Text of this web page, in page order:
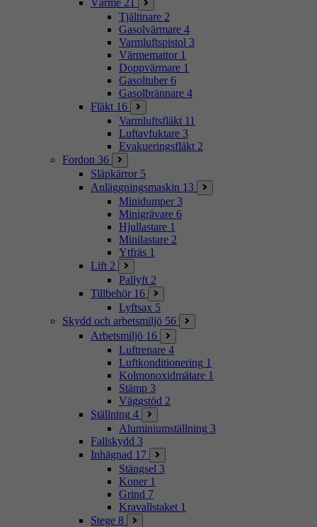
Tjältinare 2
Gasolvärmare 4
Varmluftspistol 3
Värmemattor 1
Doppvärmare 1
Gasoltuber 6
Gasolbrännare 4
Fläkt 16
Varmluftsfläkt 11
Luftavfuktare 3
Evakueringsfläkt 2
Fordon 36
Släpkärror 5
Anläggningsmaskin 13
Minidumper 3
Minigrävare 6
Hjullastare 1
Minilastare 2
Ytfräs 1
Lift 2
Pallyft 2
Tillbehör 16
Lyftsax 5
Skydd och arbetsmiljö 56
Arbetsmiljö 16
Luftrenare 4
Luftkonditionering 1
Kolmonoxidmätare 1
Stämp 3
Väggstöd 2
Ställning 4
Aluminiumställning 3
Fallskydd 3
Inhägnad 17
Stängsel 3
Koner 1
Grind 7
Kravallstaket 1
Stege 8